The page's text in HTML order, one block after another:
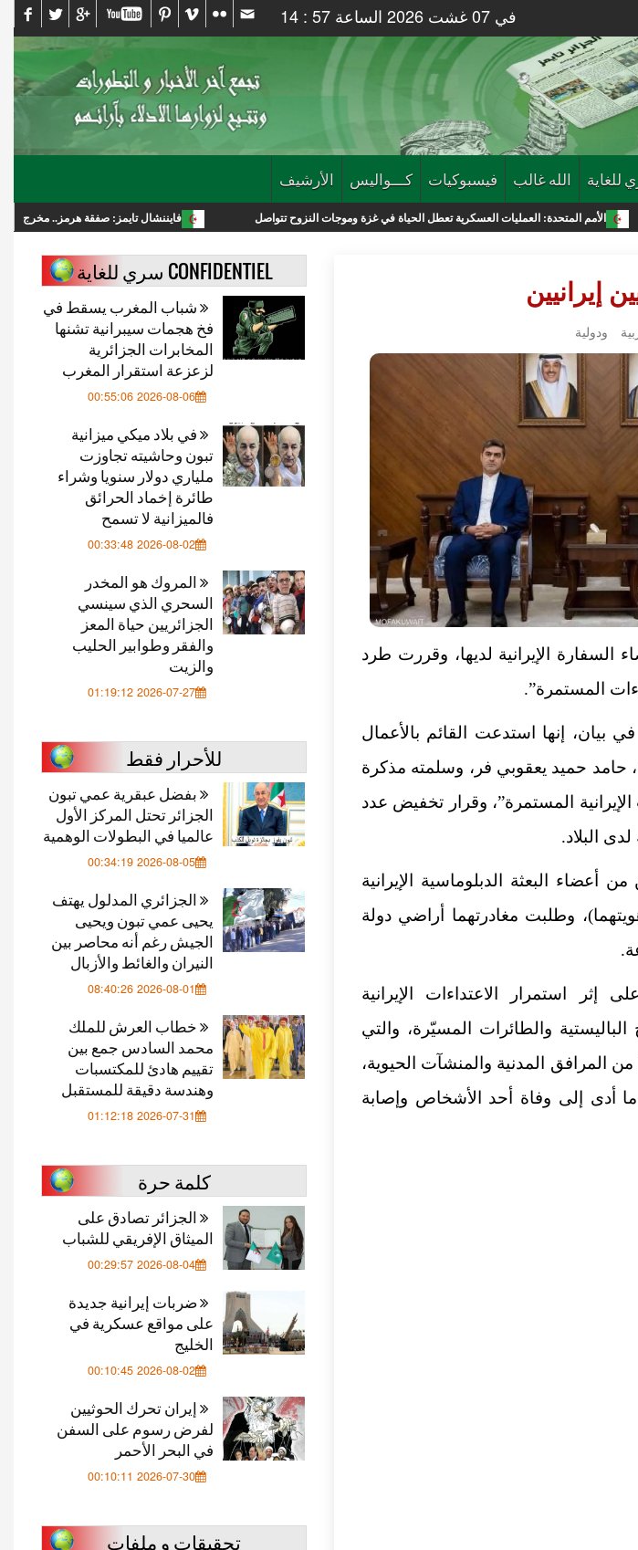
في 07 غشت 2026 الساعة 57 : 14
للغاية الله غالب فيسبوكيات كـــواليس الأرشيف
فايننشال تايمز: صفقة هرمز.. مخرج لترامب أم انتصار العمليات العسكرية تعطل الحياة في غزة وموجات النزوح تتواصل
CONFIDENTIEL سري للغاية
شباب المغرب يسقط في
فخ هجمات سيبرانية تشنها
المخابرات الجزائرية
لزعزعة استقرار المغرب
2026-08-06 00:55:06
في بلاد ميكي ميزانية
تبون وحاشيته تجاوزت
ملياري دولار سنويا وشراء
طائرة إخماد الحرائق
فالميزانية لا تسمح
2026-08-02 00:33:48
المروك هو المخدر
السحري الذي سينسي
الجزائريين حياة المعز
والفقر وطوابير الحليب
والزيت
2026-07-27 01:19:12
للأحرار فقط
بفضل عبقرية عمي تبون
الجزائر تحتل المركز الأول
عالميا في البطولات الوهمية
2026-08-05 00:34:19
الجزائري المدلول يهتف
يحيى عمي تبون ويحيى
الجيش رغم أنه محاصر بين
النيران والغائط والأزبال
2026-08-01 08:40:26
خطاب العرش للملك
محمد السادس جمع بين
تقييم هادئ للمكتسبات
وهندسة دقيقة للمستقبل
2026-07-31 01:12:18
كلمة حرة
الجزائر تصادق على
الميثاق الإفريقي للشباب
2026-08-04 00:29:57
ضربات إيرانية جديدة
على مواقع عسكرية في
الخليج
2026-08-02 00:10:45
إيران تحرك الحوثيين
لفرض رسوم على السفن
في البحر الأحمر
2026-07-30 00:10:11
تحقيقات و ملفات
إيرانيين
ودولية
السفارة الإيرانية لديها، وقررت طرد
المستمرة”.
بيان، إنها استدعت القائم بالأعمال
حامد حميد يعقوبي فر، وسلمته مذكرة
المستمرة”، وقرار تخفيض عدد
لدى البلاد.
أعضاء البعثة الدبلوماسية الإيرانية
وطلبت مغادرتهما أراضي دولة
استمرار الاعتداءات الإيرانية
والطائرات المسيّرة، والتي
المرافق المدنية والمنشآت الحيوية،
أدى إلى وفاة أحد الأشخاص وإصابة